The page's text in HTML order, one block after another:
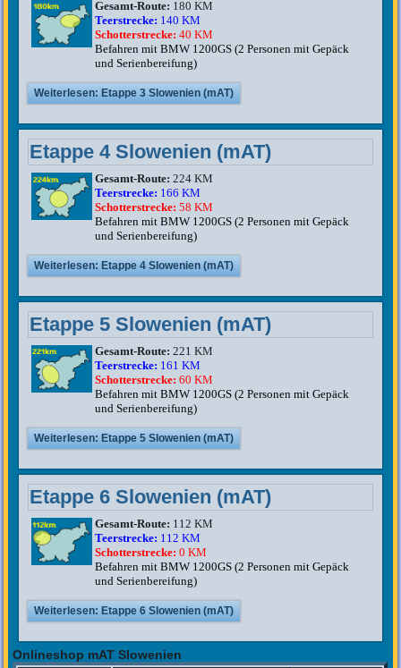
Gesamt-Route: 180 KM
Teerstrecke: 140 KM
Schotterstrecke: 40 KM
Befahren mit BMW 1200GS (2 Personen mit Gepäck
und Serienbereifung)
Weiterlesen: Etappe 3 Slowenien (mAT)
Etappe 4 Slowenien (mAT)
Gesamt-Route: 224 KM
Teerstrecke: 166 KM
Schotterstrecke: 58 KM
Befahren mit BMW 1200GS (2 Personen mit Gepäck
und Serienbereifung)
Weiterlesen: Etappe 4 Slowenien (mAT)
Etappe 5 Slowenien (mAT)
Gesamt-Route: 221 KM
Teerstrecke: 161 KM
Schotterstrecke: 60 KM
Befahren mit BMW 1200GS (2 Personen mit Gepäck
und Serienbereifung)
Weiterlesen: Etappe 5 Slowenien (mAT)
Etappe 6 Slowenien (mAT)
Gesamt-Route: 112 KM
Teerstrecke: 112 KM
Schotterstrecke: 0 KM
Befahren mit BMW 1200GS (2 Personen mit Gepäck
und Serienbereifung)
Weiterlesen: Etappe 6 Slowenien (mAT)
Onlineshop mAT Slowenien